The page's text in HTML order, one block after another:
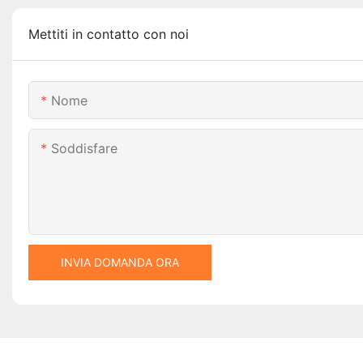
Mettiti in contatto con noi
Nome
Soddisfare
INVIA DOMANDA ORA